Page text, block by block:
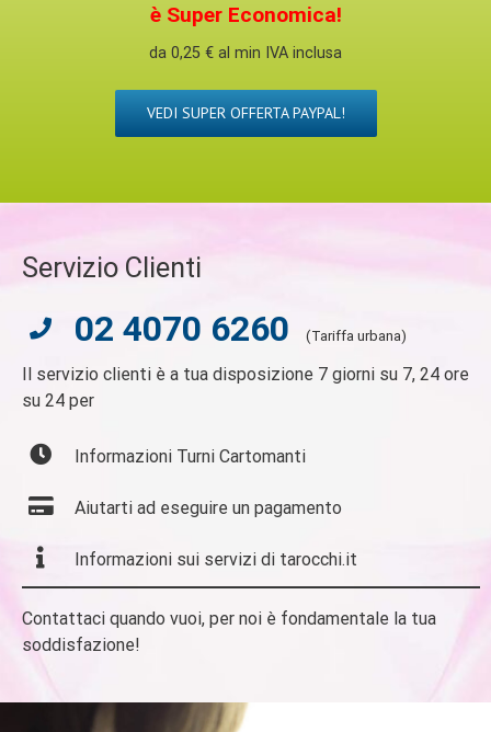
è Super Economica!
da 0,25 € al min IVA inclusa
VEDI SUPER OFFERTA PAYPAL!
Servizio Clienti
02 4070 6260 (Tariffa urbana)
Il servizio clienti è a tua disposizione 7 giorni su 7, 24 ore
su 24 per
Informazioni Turni Cartomanti
Aiutarti ad eseguire un pagamento
Informazioni sui servizi di tarocchi.it
Contattaci quando vuoi, per noi è fondamentale la tua
soddisfazione!